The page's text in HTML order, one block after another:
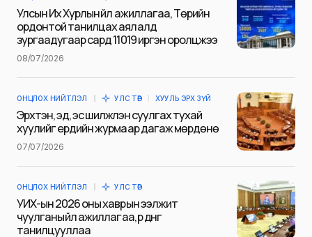
тэмдэглэсэн
Сэтгэгдэл*
Name
Улсын Их Хурлын үйл ажиллагаа, Төрийн
ордонтой танилцах аялалд
зургаадугаар сард 11019 иргэн оролцжээ
08/07/2026
ОНЦЛОХ НИЙТЛЭЛ УЛС ТӨР ХУУЛЬ ЭРХ ЗҮЙ
Эрхтэн, эд, эс шилжүүлэн суулгах тухай
хуулийг ердийн журмаар дагаж мөрдөнө
07/07/2026
ОНЦЛОХ НИЙТЛЭЛ УЛС ТӨР
УИХ-ын 2026 оны хаврын ээлжит
чуулганы үйл ажиллагаа, үр дүнг
танилцууллаа